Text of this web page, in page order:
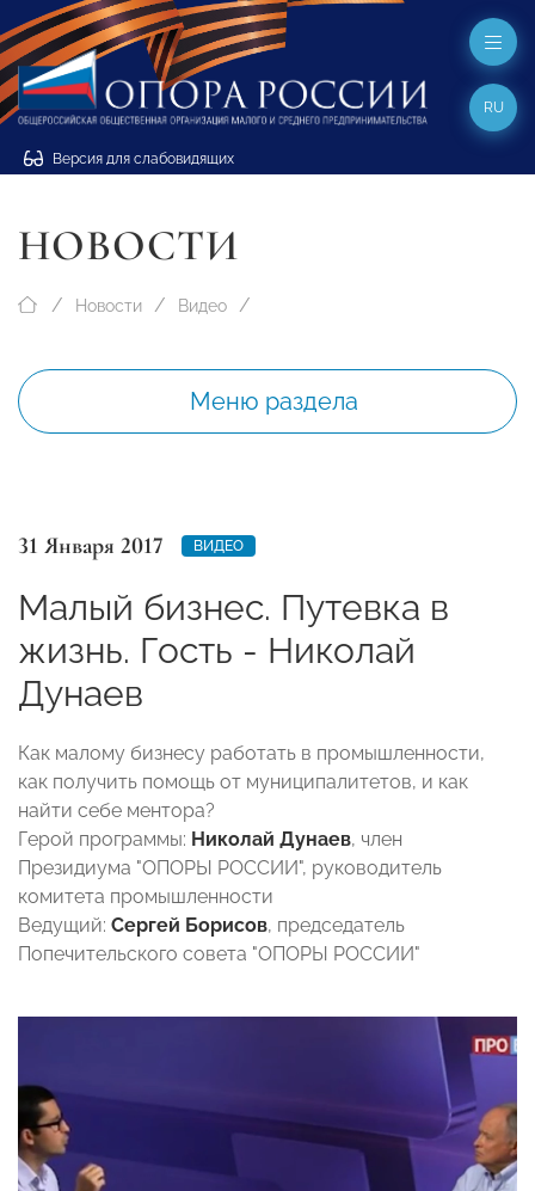
Версия для слабовидящих
RU
НОВОСТИ
Новости Видео
Меню раздела
31 Января 2017 ВИДЕО
Малый бизнес. Путевка в
жизнь. Гость - Николай
Дунаев
Как малому бизнесу работать в промышленности,
как получить помощь от муниципалитетов, и как
найти себе ментора?
Герой программы: Николай Дунаев, член
Президиума "ОПОРЫ РОССИИ", руководитель
комитета промышленности
Ведущий: Сергей Борисов, председатель
Попечительского совета "ОПОРЫ РОССИИ"